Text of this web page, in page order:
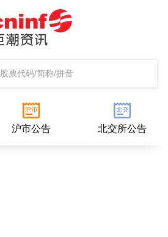
股票代码/简称/拼音
沪市公告 北交所公告